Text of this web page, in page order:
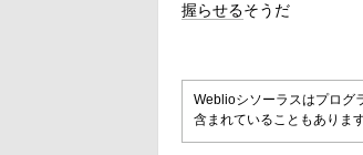
握らせるそうだ
Weblioシソーラスはプログ
含まれていることもありま